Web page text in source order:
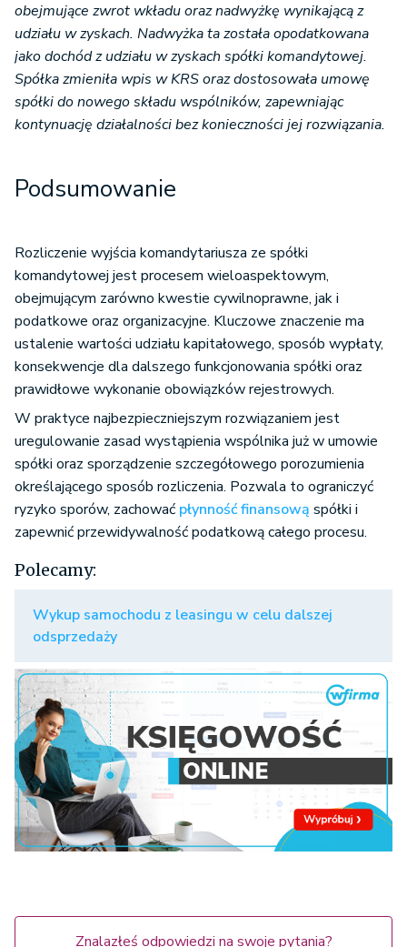
obejmujące zwrot wkładu oraz nadwyżkę wynikającą z
udziału w zyskach. Nadwyżka ta została opodatkowana
jako dochód z udziału w zyskach spółki komandytowej.
Spółka zmieniła wpis w KRS oraz dostosowała umowę
spółki do nowego składu wspólników, zapewniając
kontynuację działalności bez konieczności jej rozwiązania.
Podsumowanie
Rozliczenie wyjścia komandytariusza ze spółki
komandytowej jest procesem wieloaspektowym,
obejmującym zarówno kwestie cywilnoprawne, jak i
podatkowe oraz organizacyjne. Kluczowe znaczenie ma
ustalenie wartości udziału kapitałowego, sposób wypłaty,
konsekwencje dla dalszego funkcjonowania spółki oraz
prawidłowe wykonanie obowiązków rejestrowych.
W praktyce najbezpieczniejszym rozwiązaniem jest
uregulowanie zasad wystąpienia wspólnika już w umowie
spółki oraz sporządzenie szczegółowego porozumienia
określającego sposób rozliczenia. Pozwala to ograniczyć
ryzyko sporów, zachować płynność finansową spółki i
zapewnić przewidywalność podatkową całego procesu.
Polecamy:
Wykup samochodu z leasingu w celu dalszej
odsprzedaży
Znalazłeś odpowiedzi na swoje pytania?